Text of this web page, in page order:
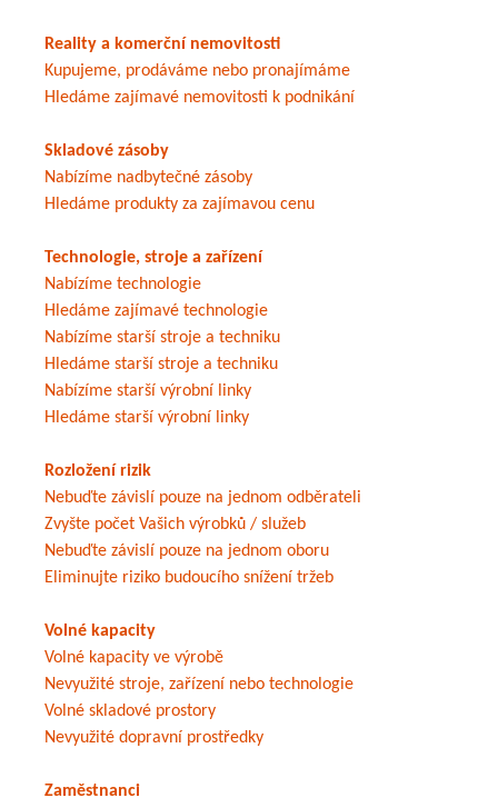
Reality a komerční nemovitosti
Kupujeme, prodáváme nebo pronajímáme
Hledáme zajímavé nemovitosti k podnikání
Skladové zásoby
Nabízíme nadbytečné zásoby
Hledáme produkty za zajímavou cenu
Technologie, stroje a zařízení
Nabízíme technologie
Hledáme zajímavé technologie
Nabízíme starší stroje a techniku
Hledáme starší stroje a techniku
Nabízíme starší výrobní linky
Hledáme starší výrobní linky
Rozložení rizik
Nebuďte závislí pouze na jednom odběrateli
Zvyšte počet Vašich výrobků / služeb
Nebuďte závislí pouze na jednom oboru
Eliminujte riziko budoucího snížení tržeb
Volné kapacity
Volné kapacity ve výrobě
Nevyužité stroje, zařízení nebo technologie
Volné skladové prostory
Nevyužité dopravní prostředky
Zaměstnanci